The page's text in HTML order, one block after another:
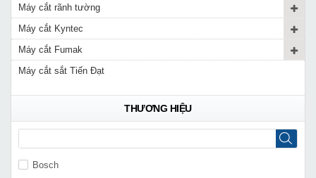
Máy cắt rãnh tường
Máy cắt Kyntec
Máy cắt Fumak
Máy cắt sắt Tiến Đạt
THƯƠNG HIỆU
Bosch